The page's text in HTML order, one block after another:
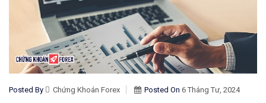
Posted By Chứng Khoán Forex Posted On 6 Tháng Tư, 2024